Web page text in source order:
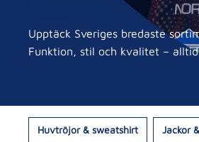
Upptäck Sveriges bredaste
Funktion, stil och kvalitet –
Huvtröjor & sweatshirt Jackor